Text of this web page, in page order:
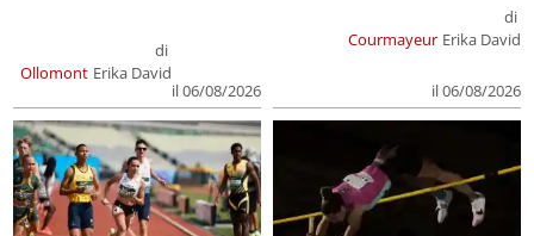
Ollomont
di
Erika David
il 06/08/2026
Courmayeur
di
Erika David
il 06/08/2026